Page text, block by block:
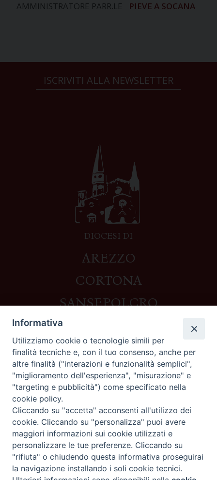
AMMINISTRATORE PARR.LE
PIEVE A SOCANA
ISCRIVITI ALLA NEWSLETTER
DIOCESI DI
AREZZO
CORTONA
SANSEPOLCRO
Contatti
Piazza del Duomo,1 - 52100 Arezzo
segreteria@diocesi.arezzo.it
Informativa privacy
Seguici su
Preferenze Cookie
Informativa
Utilizziamo cookie o tecnologie simili per
finalità tecniche e, con il tuo consenso, anche per
altre finalità ("interazioni e funzionalità semplici",
"miglioramento dell'esperienza", "misurazione" e
"targeting e pubblicità") come specificato nella
cookie policy.
Cliccando su "accetta" acconsenti all'utilizzo dei
cookie. Cliccando su "personalizza" puoi avere
maggiori informazioni sui cookie utilizzati e
personalizzare le tue preferenze. Cliccando su
"rifiuta" o chiudendo questa informativa proseguirai
la navigazione installando i soli cookie tecnici.